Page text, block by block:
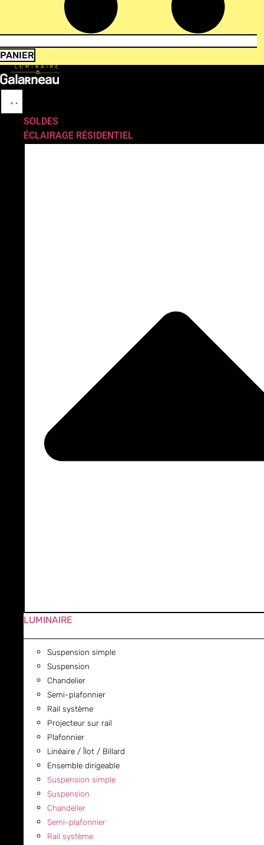
PANIER
SOLDES
ÉCLAIRAGE RÉSIDENTIEL
LUMINAIRE
Suspension simple
Suspension
Chandelier
Semi-plafonnier
Rail système
Projecteur sur rail
Plafonnier
Linéaire / Îlot / Billard
Ensemble dirigeable
Suspension simple
Suspension
Chandelier
Semi-plafonnier
Rail système